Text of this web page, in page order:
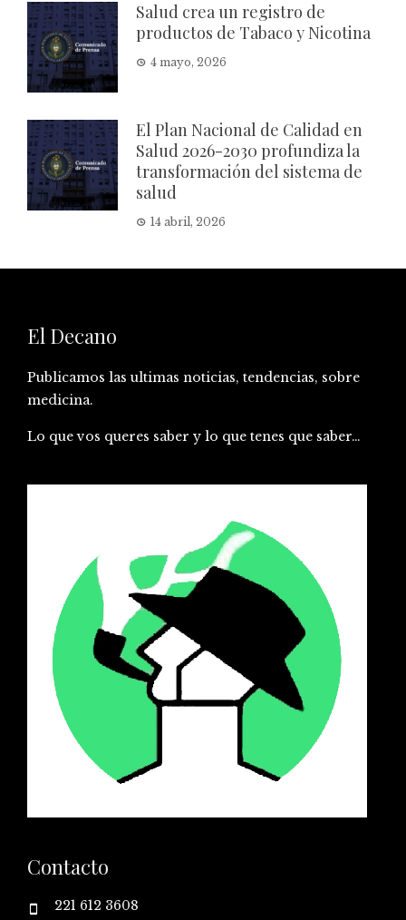
Salud crea un registro de
productos de Tabaco y Nicotina
4 mayo, 2026
El Plan Nacional de Calidad en
Salud 2026-2030 profundiza la
transformación del sistema de
salud
14 abril, 2026
El Decano
Publicamos las ultimas noticias, tendencias, sobre
medicina.
Lo que vos queres saber y lo que tenes que saber…
Contacto
221 612 3608